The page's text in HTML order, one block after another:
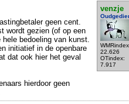
venzje
22.626
OTindex:
7.917
geen cent.
wordt gezien (of op een
bedoeling van kunst.
initiatief in de openbare
dat ook hier het geval
hierdoor geen